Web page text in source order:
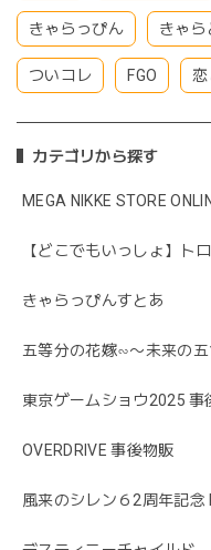
きゃらっぴん きゃら
ついコレ FGO
カテゴリから探す
MEGA NIKKE STORE
【どこでもいっしょ】ト
きゃらっぴんすとあ
五等分の花嫁∽〜未来の
東京ゲームショウ2025
OVERDRIVE 事後物販
風来のシレン６2周年記念